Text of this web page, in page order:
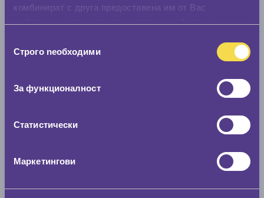
комбинират с друга предоставена им от Вас
наСтрого nеобходими
За функционалност
Статистически
Маркетингови
Стар размер
0 мм.
Скоростомер при 100